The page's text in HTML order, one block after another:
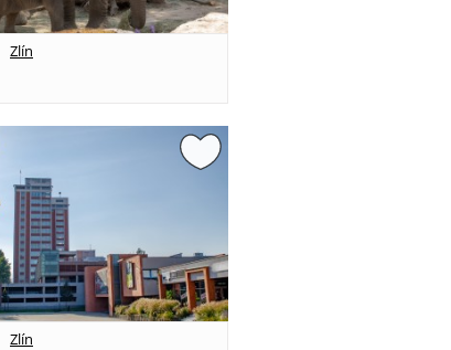
Zlín
Zlín